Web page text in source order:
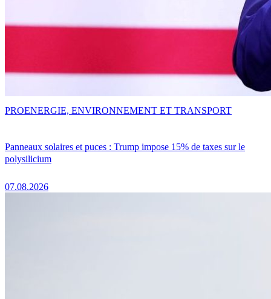
Panneaux solaires et puces : Trump impose 15% de taxes sur le
polysilicium
07.08.2026
PROENERGIE, ENVIRONNEMENT ET TRANSPORT